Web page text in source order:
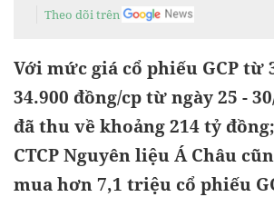
Theo dõi trên
Với mức giá cổ phiếu GCP từ
34.900 đồng/cp từ ngày 25 -
đã thu về khoảng 214 tỷ
CTCP Nguyên liệu Á Châu
mua hơn 7,1 triệu cổ phiếu